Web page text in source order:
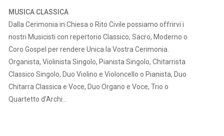
MUSICA CLASSICA
Dalla Cerimonia in Chiesa o Rito Civile possiamo offrirvi i
nostri Musicisti con repertorio Classico, Sacro, Moderno o
Coro Gospel per rendere Unica la Vostra Cerimonia.
Organista, Violinista Singolo, Pianista Singolo, Chitarrista
Classico Singolo, Duo Violino e Violoncello o Pianista, Duo
Chitarra Classica e Voce, Duo Organo e Voce, Trio o
Quartetto d’Archi…